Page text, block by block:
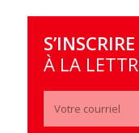
S’INSCRIRE
À LA